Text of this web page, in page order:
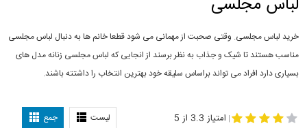
لباس مجلسی
خرید لباس مجلسی. وقتی صحبت از مهمانی می شود قطعا خانم ها به دنبال لباس مجلسی
مناسب هستند تا شیک و جذاب به نظر برسند از انجایی که لباس مجلسی زنانه مدل های
بسیاری دارد افراد می تواند براساس سلیقه خود بهترین انتخاب را داشتته باشند.
لیست جمع | امتیاز 3.3 از 5